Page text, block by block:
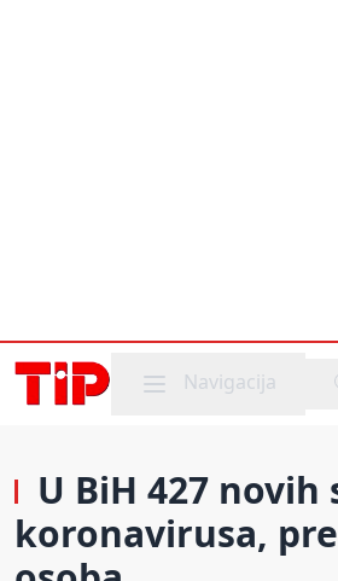
Mobile menu
Navigacija
U BiH 427 novih
koronavirusa,